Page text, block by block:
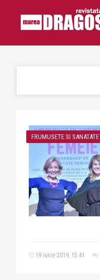
FRUMUSETE SI SANATATE
19 iunie 2019, 15:41